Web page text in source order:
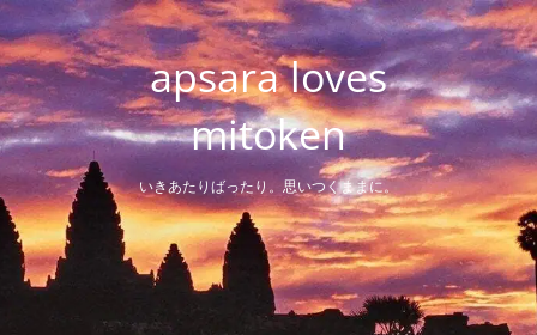
Skip
to
content
apsara loves
mitoken
いきあたりばったり。思いつくままに。